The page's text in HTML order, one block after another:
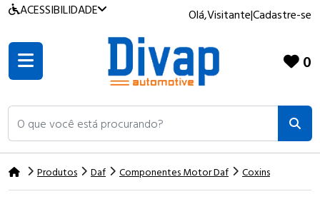
ACESSIBILIDADE Olá,Visitante|Cadastre-se
O que você está procurando?
0
Produtos Daf Componentes Motor Daf Coxins